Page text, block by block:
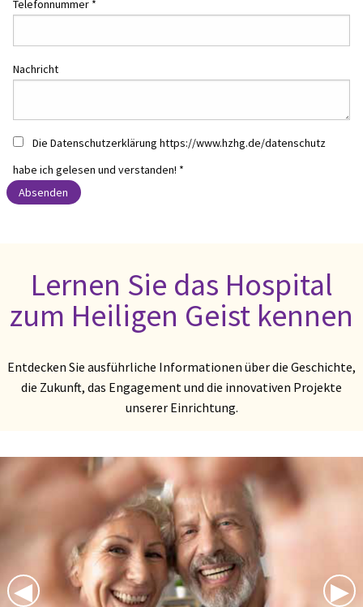
Telefonnummer *
Nachricht
Die Datenschutzerklärung https://www.hzhg.de/datenschutz
habe ich gelesen und verstanden! *
Absenden
Lernen Sie das Hospital
zum Heiligen Geist kennen
Entdecken Sie ausführliche Informationen über die Geschichte,
die Zukunft, das Engagement und die innovativen Projekte
unserer Einrichtung.
Previous Slide
◀︎ ▶︎